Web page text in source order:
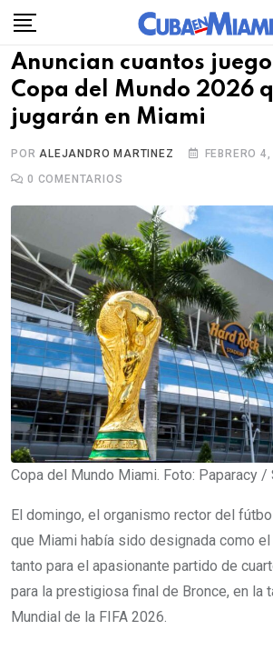
Skip
content
Anuncian cuantos
Copa del Mundo 2026
jugarán en Miami
PORALEJANDRO MARTINEZ
FEBRERO
0 COMENTARIOS
Copa del Mundo Miami. Foto: Paparacy
El domingo, el organismo rector del
que Miami había sido designada como
tanto para el apasionante partido de
para la prestigiosa final de Bronce, en la
Mundial de la FIFA 2026.